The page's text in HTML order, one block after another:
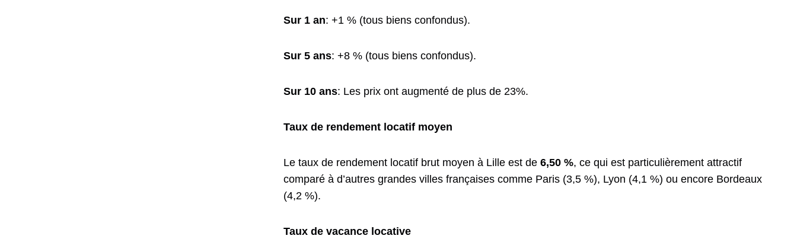
Sur 1 an: +1 % (tous biens confondus).
Sur 5 ans: +8 % (tous biens confondus).
Sur 10 ans: Les prix ont augmenté de plus de 23%.
Taux de rendement locatif moyen
Le taux de rendement locatif brut moyen à Lille est de6,50 %, ce qui est particulièrement attractif
comparé à d’autres grandes villes françaises comme Paris (3,5 %), Lyon (4,1 %) ou encore Bordeaux
(4,2 %).
Taux de vacance locative